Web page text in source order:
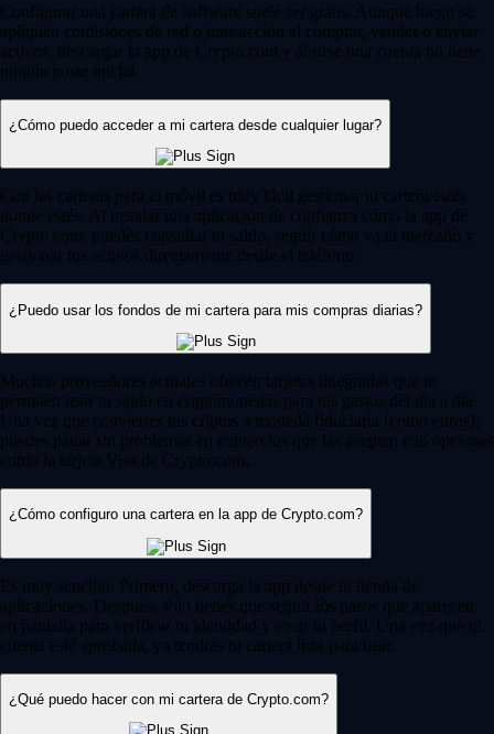
Configurar una cartera de software suele ser gratis. Aunque luego se
apliquen comisiones de red o transacción al comprar, vender o enviar
activos, descargar la app de Crypto.com y abrirse una cuenta no tiene
ningún coste inicial.
¿Cómo puedo acceder a mi cartera desde cualquier lugar?
Con las carteras para el móvil es muy fácil gestionar tu cartera estés
donde estés. Al instalar una aplicación de confianza como la app de
Crypto.com, puedes consultar tu saldo, seguir cómo va el mercado y
gestionar tus activos directamente desde el teléfono.
¿Puedo usar los fondos de mi cartera para mis compras diarias?
Muchos proveedores actuales ofrecen tarjetas integradas que te
permiten usar tu saldo en criptomonedas para tus gastos del día a día.
Una vez que conviertes tus criptos a moneda fiduciaria (como euros),
puedes pagar sin problemas en comercios que las acepten con opciones
como la tarjeta Visa de Crypto.com.
¿Cómo configuro una cartera en la app de Crypto.com?
Es muy sencillo. Primero, descarga la app desde tu tienda de
aplicaciones. Después, solo tienes que seguir los pasos que aparecen
en pantalla para verificar tu identidad y crear tu perfil. Una vez que tu
cuenta esté aprobada, ya tendrás tu cartera lista para usar.
¿Qué puedo hacer con mi cartera de Crypto.com?